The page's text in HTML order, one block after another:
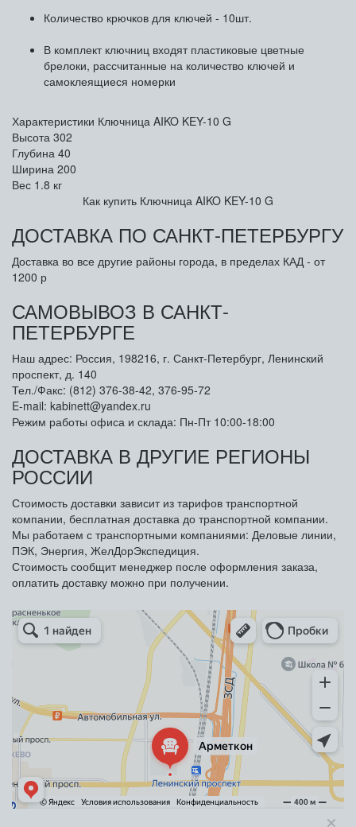
Количество крючков для ключей - 10шт.
В комплект ключниц входят пластиковые цветные
брелоки, рассчитанные на количество ключей и
самоклеящиеся номерки
Характеристики Ключница AIKO KEY-10 G
Высота 302
Глубина 40
Ширина 200
Вес 1.8 кг
Как купить Ключница AIKO KEY-10 G
ДОСТАВКА ПО САНКТ-ПЕТЕРБУРГУ
Доставка во все другие районы города, в пределах КАД - от
1200 р
САМОВЫВОЗ В САНКТ-
ПЕТЕРБУРГЕ
Наш адрес: Россия, 198216, г. Санкт-Петербург, Ленинский
проспект, д. 140
Тел./Факс: (812) 376-38-42, 376-95-72
E-mail: kabinett@yandex.ru
Режим работы офиса и склада: Пн-Пт 10:00-18:00
ДОСТАВКА В ДРУГИЕ РЕГИОНЫ
РОССИИ
Стоимость доставки зависит из тарифов транспортной
компании, бесплатная доставка до транспортной компании.
Мы работаем с транспортными компаниями: Деловые линии,
ПЭК, Энергия, ЖелДорЭкспедиция.
Стоимость сообщит менеджер после оформления заказа,
оплатить доставку можно при получении.
Арметкон
Металлическая мебель в Санкт‑Петербурге
Торговое оборудование в Санкт‑Петербурге